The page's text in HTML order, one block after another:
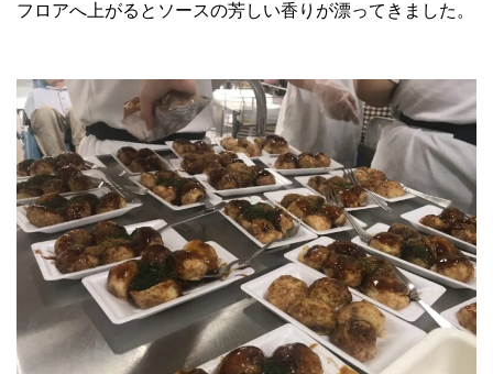
フロアへ上がるとソースの芳しい香りが漂ってきました。